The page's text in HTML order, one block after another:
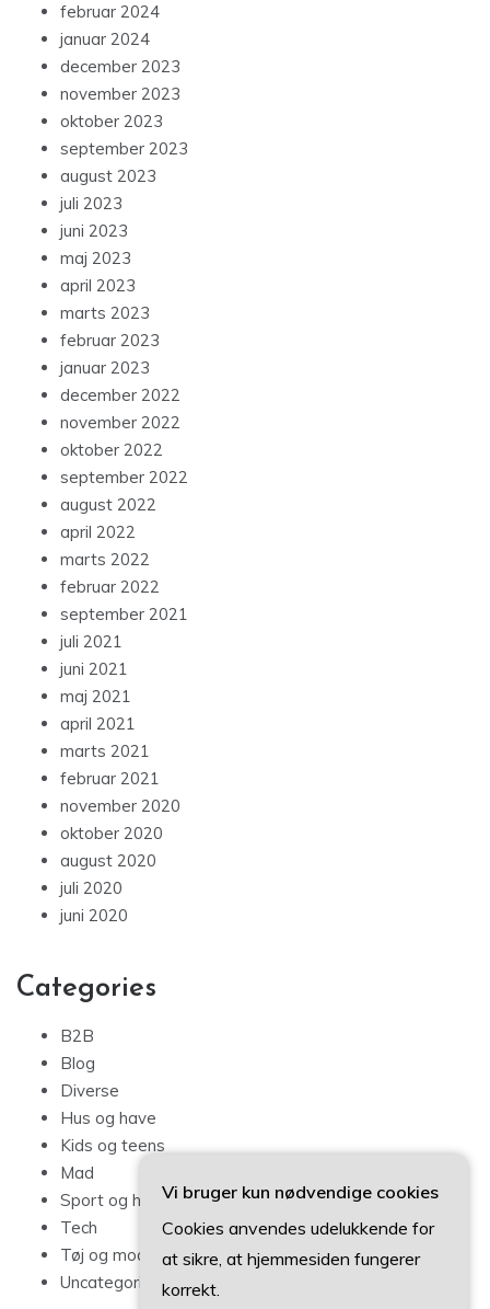
februar 2024
januar 2024
december 2023
november 2023
oktober 2023
september 2023
august 2023
juli 2023
juni 2023
maj 2023
april 2023
marts 2023
februar 2023
januar 2023
december 2022
november 2022
oktober 2022
september 2022
august 2022
april 2022
marts 2022
februar 2022
september 2021
juli 2021
juni 2021
maj 2021
april 2021
marts 2021
februar 2021
november 2020
oktober 2020
august 2020
juli 2020
juni 2020
Categories
B2B
Blog
Diverse
Hus og have
Kids og teens
Mad
Sport og hobby
Tech
Tøj og mode
Uncategorized
Vi bruger kun nødvendige cookies
Cookies anvendes udelukkende for
at sikre, at hjemmesiden fungerer
korrekt.